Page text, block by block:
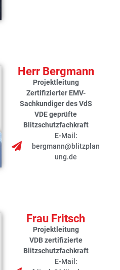
Herr Bergmann
Projektleitung
Zertifizierter EMV-
Sachkundiger des VdS
VDE geprüfte
Blitzschutzfachkraft
E-Mail:
bergmann@blitzplan
ung.de
Frau Fritsch
Projektleitung
VDB zertifizierte
Blitzschutzfachkraft
E-Mail: